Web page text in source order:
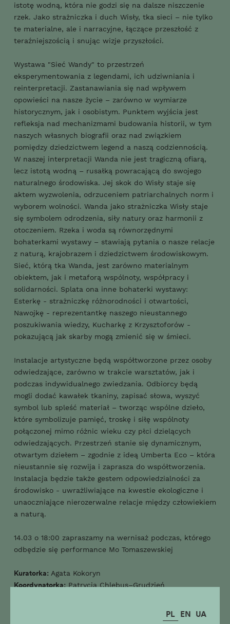
PL EN UA
istotę wodną, która nie godzi się na dalsze niszczenie
rzek. Jako strażniczka i duch Wisły, tka sieci – nie tylko
te materialne, ale i narracyjne, łączące przeszłość z
teraźniejszością i snując wizje przyszłości.
Wystawa "Sieć Wandy" to przestrzeń
eksperymentowania z legendami, ich udziwniania i
reinterpretacji. Zastanawiania się nad wpływem
opowieści na nasze życie – zarówno w wymiarze
historycznym, jak i osobistym. Punktem wyjścia jest
refleksja nad mechanizmami budowania historii, w tym
naszych własnych biografii oraz nad związkiem
pomiędzy dziedzictwem legend a naszą codziennością.
W naszej interpretacji Wanda nie jest tragiczną ofiarą,
lecz istotą wodną – rusałką powracającą do swojego
naturalnego środowiska. Jej skok do Wisły staje się
aktem wyzwolenia, odrzuceniem patriarchalnych norm i
wyborem wolności. Wanda jako strażniczka Wisły staje
się symbolem odrodzenia, siły natury oraz harmonii z
otoczeniem. Rzeka i woda są równorzędnymi
bohaterkami wystawy – stawiają pytania o nasze relacje
z naturą, krajobrazem i dziedzictwem środowiskowym.
Sieć, którą tka Wanda, jest zarówno materialnym
obiektem, jak i metaforą wspólnoty, współpracy i
solidarności. Splata ona inne bohaterki wystawy:
Esterkę - strażniczkę różnorodności i otwartości,
Nawojkę - reprezentantkę naszego nieustannego
poszukiwania wiedzy, Kucharkę z Krzysztoforów -
pokazującą jak skarby mogą zmienić się w śmieci.
Instalacje artystyczne będą współtworzone przez osoby
odwiedzające, zarówno w trakcie warsztatów, jak i
podczas indywidualnego zwiedzania. Odbiorcy będą
mogli dodać kawałek tkaniny, zapisać słowa, wyszyć
symbol lub spleść materiał – tworząc wspólne dzieło,
które symbolizuje pamięć, troskę i siłę wspólnoty
połączonej mimo różnic wieku czy płci dzielących
odwiedzających. Przestrzeń stanie się dynamicznym,
otwartym dziełem – zgodnie z ideą Umberta Eco – która
nieustannie się rozwija i zaprasza do współtworzenia.
Instalacja będzie także gestem odpowiedzialności za
środowisko - uwrażliwiające na kwestie ekologiczne i
unaoczniające nierozerwalne relacje między człowiekiem
a naturą.
14.03 o 18:00 zapraszamy na wernisaż podczas, którego
odbędzie się performance Mo Tomaszewskiej
Kuratorka: Agata Kokoryn
Koordynatorka: Patrycja Chlebus–Grudzień
- Artystka wizualna,